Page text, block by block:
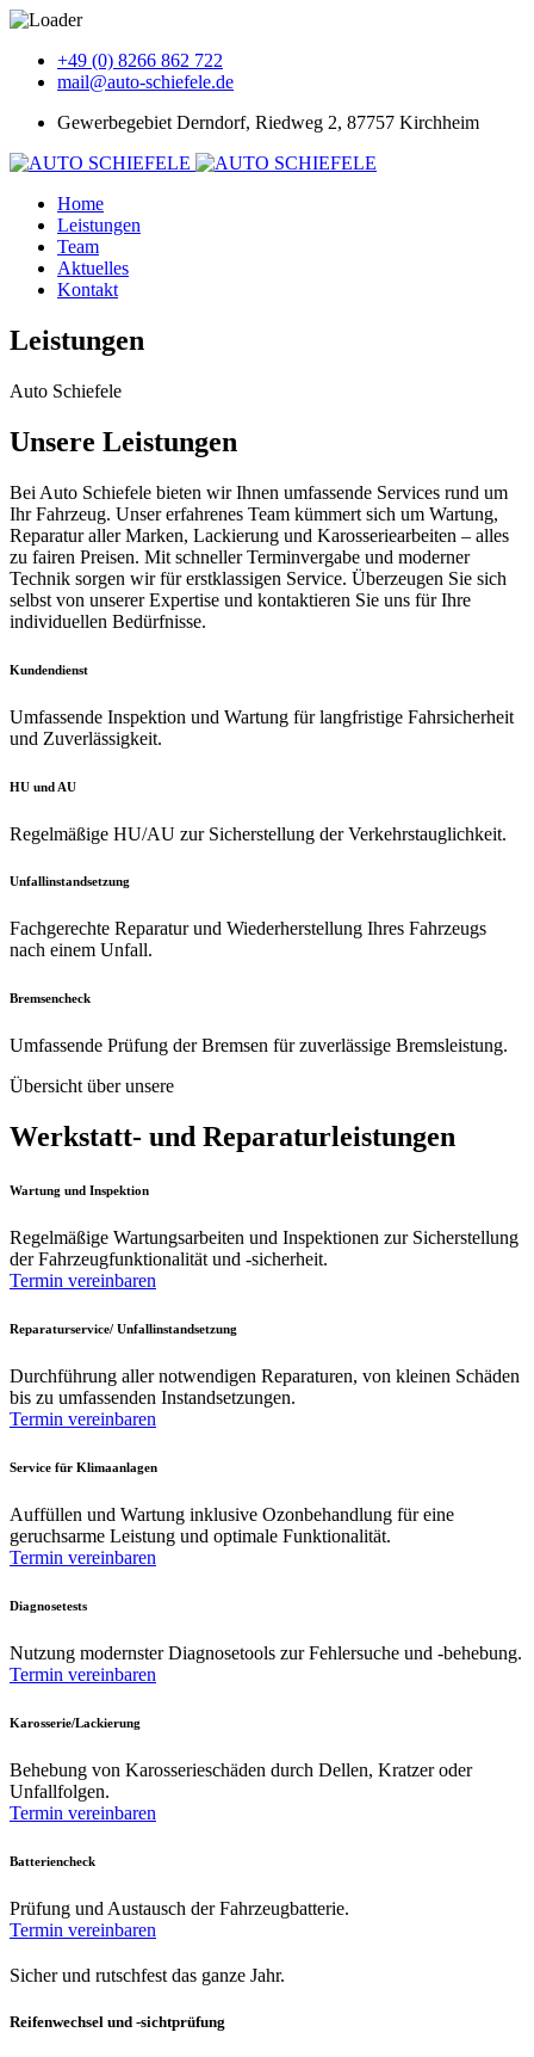
+49 (0) 8266 862 722
mail@auto-schiefele.de
Gewerbegebiet Derndorf, Riedweg 2, 87757 Kirchheim
Home
Leistungen
Team
Aktuelles
Kontakt
Leistungen
Auto Schiefele
Unsere Leistungen
Bei Auto Schiefele bieten wir Ihnen umfassende Services rund um
Ihr Fahrzeug. Unser erfahrenes Team kümmert sich um Wartung,
Reparatur aller Marken, Lackierung und Karosseriearbeiten – alles
zu fairen Preisen. Mit schneller Terminvergabe und moderner
Technik sorgen wir für erstklassigen Service. Überzeugen Sie sich
selbst von unserer Expertise und kontaktieren Sie uns für Ihre
individuellen Bedürfnisse.
Kundendienst
Umfassende Inspektion und Wartung für langfristige Fahrsicherheit
und Zuverlässigkeit.
HU und AU
Regelmäßige HU/AU zur Sicherstellung der Verkehrstauglichkeit.
Unfallinstandsetzung
Fachgerechte Reparatur und Wiederherstellung Ihres Fahrzeugs
nach einem Unfall.
Bremsencheck
Umfassende Prüfung der Bremsen für zuverlässige Bremsleistung.
Übersicht über unsere
Werkstatt- und Reparaturleistungen
Wartung und Inspektion
Regelmäßige Wartungsarbeiten und Inspektionen zur Sicherstellung
der Fahrzeugfunktionalität und -sicherheit.
Termin vereinbaren
Reparaturservice/ Unfallinstandsetzung
Durchführung aller notwendigen Reparaturen, von kleinen Schäden
bis zu umfassenden Instandsetzungen.
Termin vereinbaren
Service für Klimaanlagen
Auffüllen und Wartung inklusive Ozonbehandlung für eine
geruchsarme Leistung und optimale Funktionalität.
Termin vereinbaren
Diagnosetests
Nutzung modernster Diagnosetools zur Fehlersuche und -behebung.
Termin vereinbaren
Karosserie/Lackierung
Behebung von Karosserieschäden durch Dellen, Kratzer oder
Unfallfolgen.
Termin vereinbaren
Batteriencheck
Prüfung und Austausch der Fahrzeugbatterie.
Termin vereinbaren
Sicher und rutschfest das ganze Jahr.
Reifenwechsel und -sichtprüfung